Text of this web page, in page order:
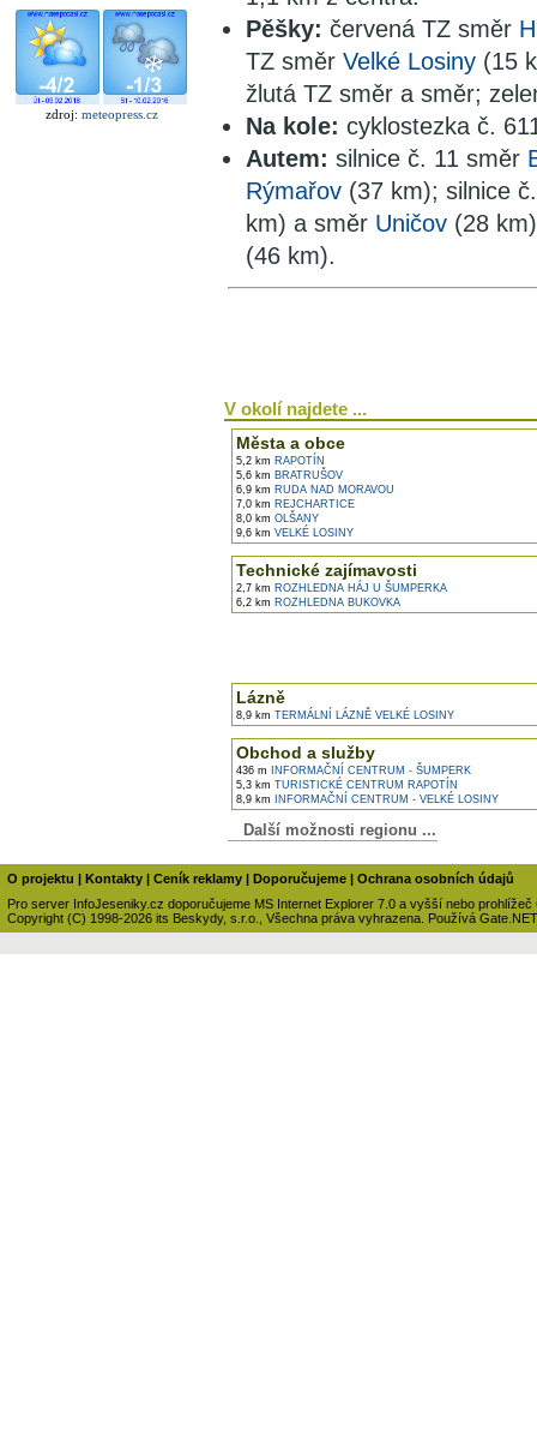
zdroj: meteopress.cz
Pěšky: červená TZ směr
TZ směr Velké Losiny (15
žlutá TZ směr a směr;
Na kole: cyklostezka č.
Autem: silnice č. 11 směr
Rýmařov (37 km); silnice
km) a směr Uničov (28
(46 km).
V okolí najdete ...
Města a obce
5,2 km RAPOTÍN
5,6 km BRATRUŠOV
6,9 km RUDA NAD MORAVOU
7,0 km REJCHARTICE
8,0 km OLŠANY
9,6 km VELKÉ LOSINY
Technické zajímavosti
2,7 km ROZHLEDNA HÁJ U ŠUMPERKA
6,2 km ROZHLEDNA BUKOVKA
Lázně
8,9 km TERMÁLNÍ LÁZNĚ VELKÉ LOSINY
Obchod a služby
436 m INFORMAČNÍ CENTRUM - ŠUMPERK
5,3 km TURISTICKÉ CENTRUM RAPOTÍN
8,9 km INFORMAČNÍ CENTRUM - VELKÉ LOSINY
Další možnosti regionu ...
O projektu | Kontakty | Ceník reklamy | Doporučujeme | Ochrana osobních údajů
Pro server InfoJeseniky.cz doporučujeme MS Internet Explorer 7.0 a vyšší nebo prohlížeč
Copyright (C) 1998-2026 its Beskydy, s.r.o., Všechna práva vyhrazena. Používá